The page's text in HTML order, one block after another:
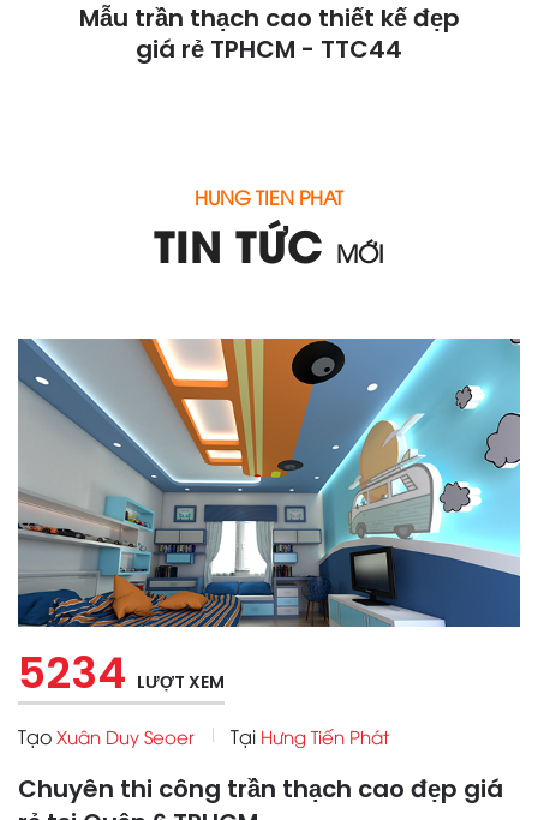
Mẫu trần thạch cao thiết kế đẹp
giá rẻ TPHCM - TTC44
HUNG TIEN PHAT
TIN TỨC MỚI
5234 LƯỢT XEM
Tạo Xuân Duy Seoer Tại Hưng Tiến Phát
Chuyên thi công trần thạch cao đẹp giá